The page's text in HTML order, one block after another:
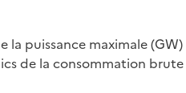
puissance maximale (GW)
de la consommation brute